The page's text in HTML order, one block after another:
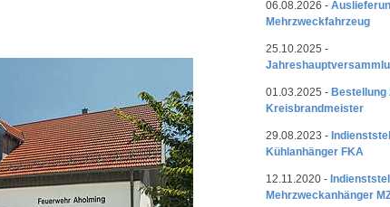
06.08.2026 -
Mehrzweckfahrzeug
25.10.2025 -
01.03.2025 - Bestellung
Kreisbrandmeister
29.08.2023 -
Kühlanhänger FKA
12.11.2020 -
Mehrzweckanhänger